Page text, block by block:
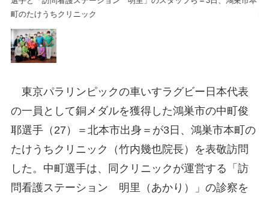
町のたけうちクリニック
東京パラリンピックの車いすラグビー日本代表
の一員として銅メダルを獲得した鴻巣市の中町俊
耶選手（27）＝北本市出身＝が3日、鴻巣市本町の
たけうちクリニック（竹内幾也院長）を表敬訪問
した。中町選手は、同クリニックが運営する「訪
問看護ステーション 明里（あかり）」の診察を